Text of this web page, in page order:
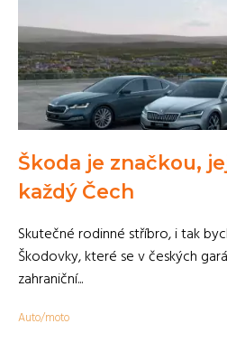
Škoda je značkou,
každý Čech
Skutečné rodinné stříbro, i tak
Škodovky, které se v českých
zahraniční...
Auto/moto